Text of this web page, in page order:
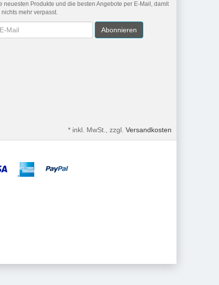
neuesten Produkte und die besten Angebote per E-Mail, damit
nichts mehr verpasst.
Abonnieren
* inkl. MwSt., zzgl. Versandkosten